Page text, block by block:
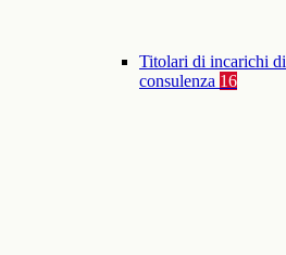
Titolari di incarichi
consulenza 16